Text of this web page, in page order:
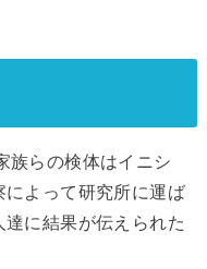
族らの検体はイニシ
によって研究所に運ば
に結果が伝えられた